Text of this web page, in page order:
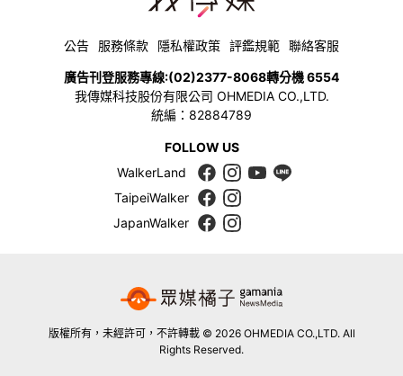
公告 服務條款 隱私權政策 評鑑規範 聯絡客服
廣告刊登服務專線:(02)2377-8068轉分機 6554
我傳媒科技股份有限公司 OHMEDIA CO.,LTD.
統編：82884789
FOLLOW US
WalkerLand
TaipeiWalker
JapanWalker
版權所有，未經許可，不許轉載 © 2026 OHMEDIA CO.,LTD. All
Rights Reserved.